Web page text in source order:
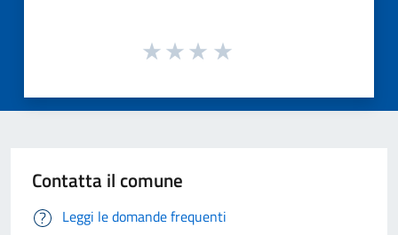
Contatta il comune
Leggi le domande frequenti